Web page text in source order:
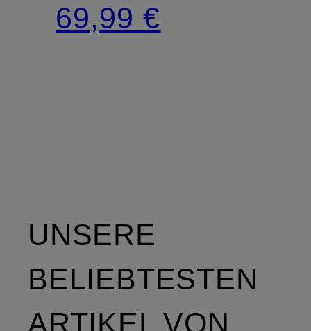
MESH
69,99 €
UNSERE
BELIEBTESTEN
ARTIKEL VON